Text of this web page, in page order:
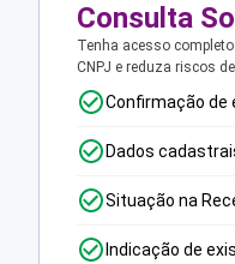
Consulta
Tenha acesso
CNPJ e reduza riscos
Confirmação de
Dados
Situação na
Indicação de